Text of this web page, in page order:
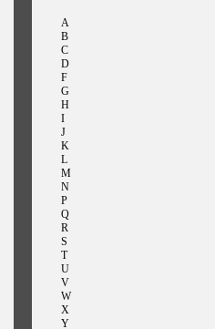
A
B
C
D
F
G
H
I
J
K
L
M
N
P
Q
R
S
T
U
V
W
X
Y